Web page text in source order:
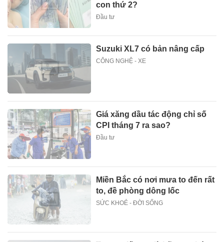
con thứ 2?
Đầu tư
Suzuki XL7 có bản nâng cấp
CÔNG NGHỆ - XE
Giá xăng dầu tác động chỉ số
CPI tháng 7 ra sao?
Đầu tư
Miền Bắc có nơi mưa to đến rất
to, đề phòng dông lốc
SỨC KHOẺ - ĐỜI SỐNG